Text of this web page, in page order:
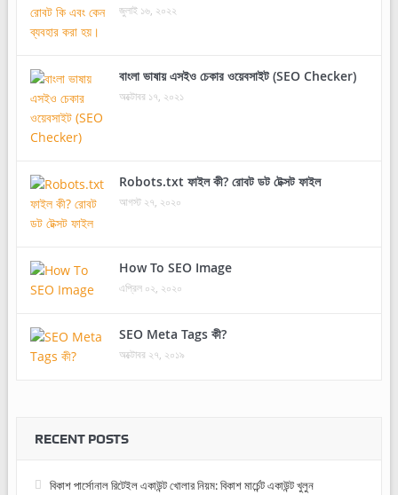
জুলাই ১৬, ২০২২
বাংলা ভাষায় এসইও চেকার ওয়েবসাইট (SEO Checker)
অক্টোবর ১৭, ২০২১
Robots.txt ফাইল কী? রোবট ডট টেক্সট ফাইল
আগস্ট ২৭, ২০২০
How To SEO Image
এপ্রিল ০২, ২০২০
SEO Meta Tags কী?
অক্টোবর ২৭, ২০১৯
RECENT POSTS
বিকাশ পার্সোনাল রিটেইল একাউন্ট খোলার নিয়ম: বিকাশ মার্চেন্ট একাউন্ট খুলুন